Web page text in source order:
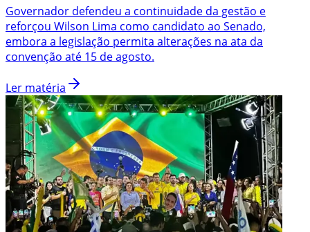
Governador defendeu a continuidade da gestão e
reforçou Wilson Lima como candidato ao Senado,
embora a legislação permita alterações na ata da
convenção até 15 de agosto.
Ler matéria